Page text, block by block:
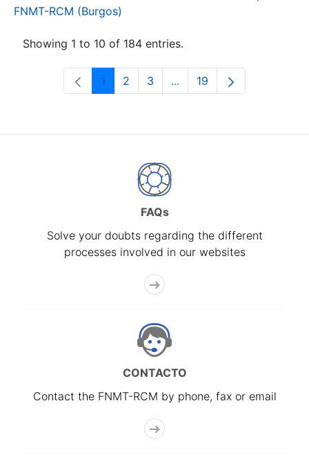
FNMT-RCM (Burgos)
Showing 1 to 10 of 184 entries.
Page
1 Page
2 Page
3 ...Intermediate Pages Use
Page
19
FAQs
Solve your doubts regarding the different
processes involved in our websites
CONTACTO
Contact the FNMT-RCM by phone, fax or email